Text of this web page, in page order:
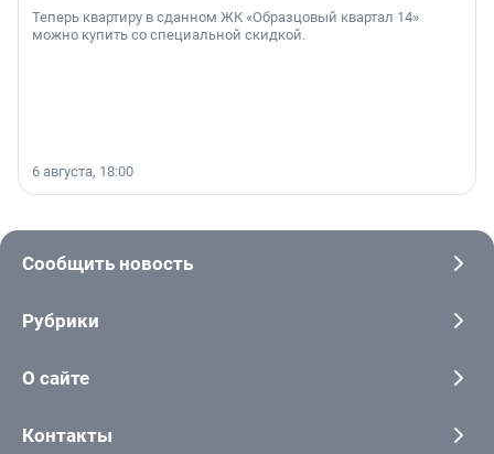
Теперь квартиру в сданном ЖК «Образцовый квартал 14»
можно купить со специальной скидкой.
6 августа, 18:00
Сообщить новость
Рубрики
О сайте
Контакты